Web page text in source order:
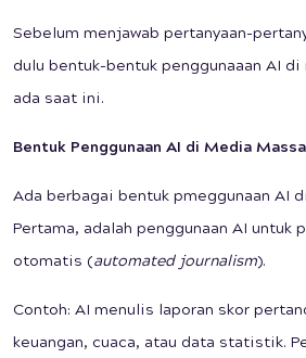
Sebelum menjawab pertanyaan-
dulu bentuk-bentuk penggunaaan AI di
ada saat ini.
Bentuk Penggunaan AI di Media Massa
Ada berbagai bentuk pmeggunaan AI
Pertama, adalah penggunaan AI untuk
otomatis (automated journalism).
Contoh: AI menulis laporan skor
keuangan, cuaca, atau data statistik.